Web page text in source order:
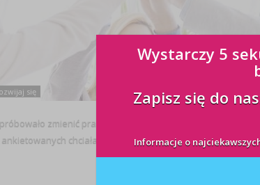
się
zmienić pracę z powodu kryzysu ekonomicznego
chciała zmienić ścieżkę kariery, a tylko 14%
Wystarczy 5
Zapisz się do
Informacje o